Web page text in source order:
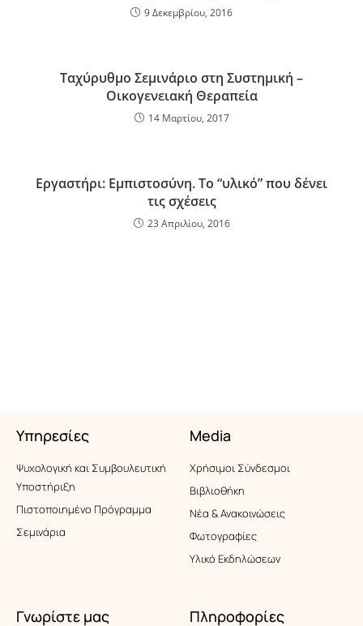
9 Δεκεμβρίου, 2016
Ταχύρυθμο Σεμινάριο στη Συστημική –
Οικογενειακή Θεραπεία
14 Μαρτίου, 2017
Εργαστήρι: Εμπιστοσύνη. Το “υλικό” που δένει
τις σχέσεις
23 Απριλίου, 2016
Υπηρεσίες
Ψυχολογική και Συμβουλευτική
Υποστήριξη
Πιστοποιημένο Πρόγραμμα
Σεμινάρια
Media
Xρήσιμοι Σύνδεσμοι
Βιβλιοθήκη
Νέα & Ανακοινώσεις
Φωτογραφίες
Υλικό Εκδηλώσεων
Γνωρίστε μας Πληροφορίες